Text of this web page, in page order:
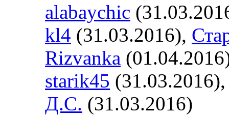
alabaychic
kl4 (31.03.2016),
Rizvanka
starik45
Д.С. (31.03.2016)